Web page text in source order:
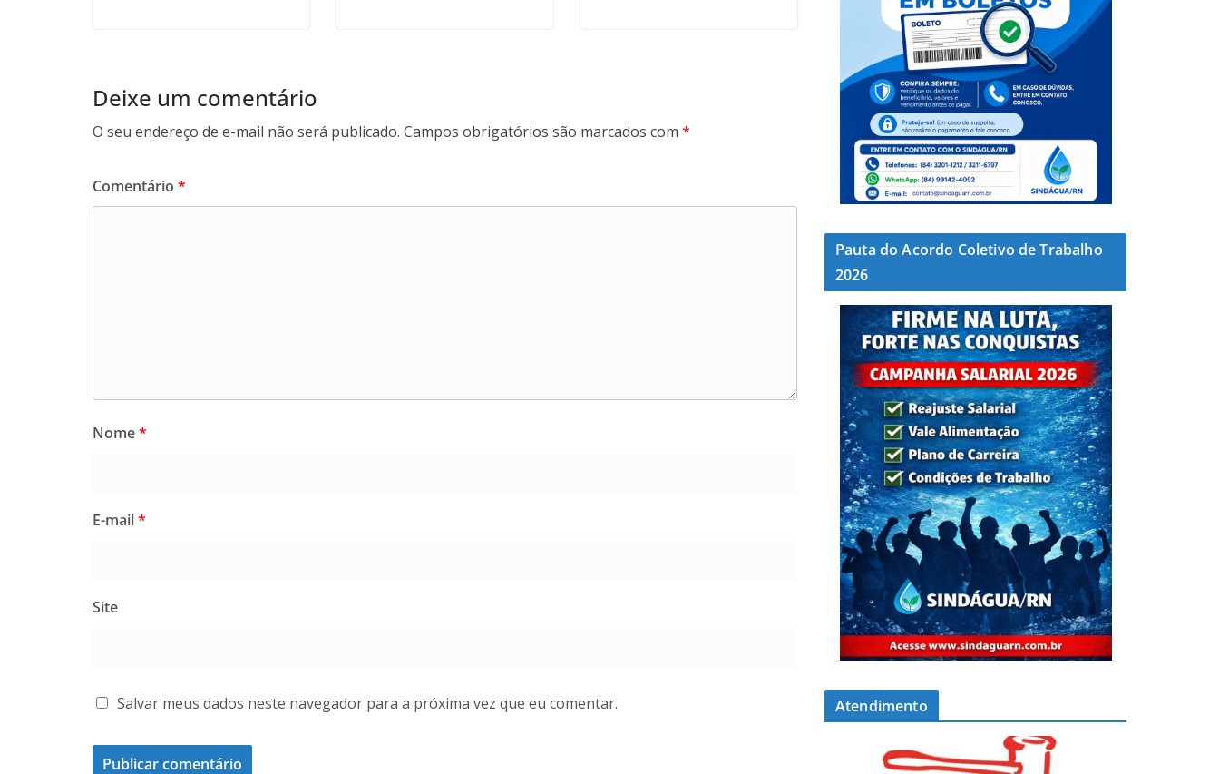
Deixe um comentário
O seu endereço de e-mail não será publicado. Campos obrigatórios são marcados com *
Comentário *
Nome*
E-mail*
Site
Salvar meus dados neste navegador para a próxima vez que eu comentar.
Pauta do Acordo Coletivo de Trabalho
2026
Atendimento